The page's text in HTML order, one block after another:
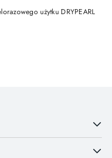
użytku DRYPEARL